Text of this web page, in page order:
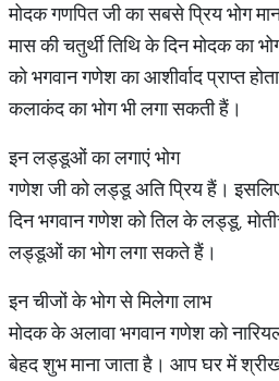
मोदक गणपित जी का सबसे प्रिय भोग
मास की चतुर्थी तिथि के दिन मोदक का
को भगवान गणेश का आशीर्वाद प्राप्त
कलाकंद का भोग भी लगा सकती हैं।
इन लड्डूओं का लगाएं भोग
गणेश जी को लड्डू अति प्रिय हैं।
दिन भगवान गणेश को तिल के लड्डू,
लड्डूओं का भोग लगा सकते हैं।
इन चीजों के भोग से मिलेगा लाभ
मोदक के अलावा भगवान गणेश को
बेहद शुभ माना जाता है। आप घर में